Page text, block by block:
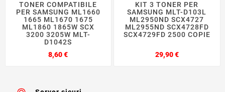
TONER COMPATIBILE
PER SAMSUNG ML1660
1665 ML1670 1675
ML1860 1865W SCX
3200 3205W MLT-
D1042S
8,60 €Prezzo
KIT 3 TONER PER
SAMSUNG MLT-D103L
ML2950ND SCX4727
ML2955ND SCX4728FD
SCX4729FD 2500 COPIE
29,90 €Prezzo